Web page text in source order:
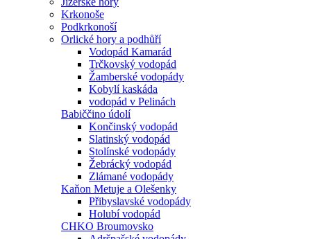
Krkonoše
Podkrkonoší
Orlické hory a podhůří
Vodopád Kamarád
Trčkovský vodopád
Žamberské vodopády
Kobylí kaskáda
vodopád v Pelinách
Babiččino údolí
Končinský vodopád
Slatinský vodopád
Stolínské vodopády
Žebrácký vodopád
Zlámané vodopády
Kaňon Metuje a Olešenky
Přibyslavské vodopády
Holubí vodopád
CHKO Broumovsko